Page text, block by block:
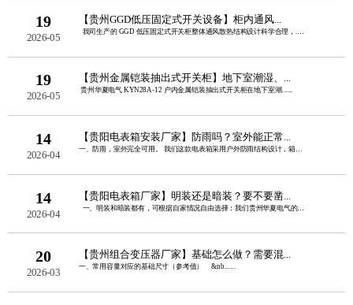
19
2026-05
【贵州GGD低压固定式开关设备】柜内通风...
19
2026-05
【贵州金属铠装抽出式开关柜】地下室潮湿、...
贵州华夏电气 KYN28A‑12 户内金属铠装抽出式开关柜在地下室潮......
14
2026-04
【贵阳电表箱安装厂家】防雨吗？室外能正常...
一、防雨，室外完全可用。 我们这款电表箱采用户外防雨结构设计，箱盖加宽外翻边......
14
2026-04
【贵阳电表箱厂家】明装还是暗装？要不要凿...
一、明装和暗装都有，可根据自家情况自由选择：我们贵州华夏电气的电表......
20
2026-03
【贵州组合变压器厂家】基础怎么做？需要混...
一、常用容量对应的基础尺寸（参考值） &nb......